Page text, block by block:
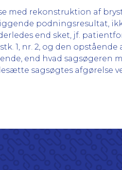
med rekonstruktion af
podningsresultat,
end sket, jf.
1, nr. 2, og den
end hvad sagsøgeren
sagsøgtes afgørelse